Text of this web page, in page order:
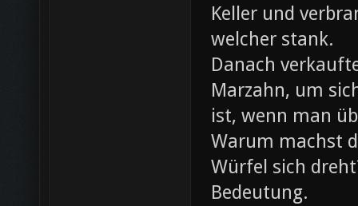
Keller und
welcher stank.
Danach
Marzahn, um
ist, wenn man
Warum machst
Würfel sich
Bedeutung.